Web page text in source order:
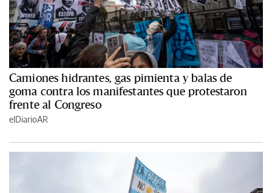
Camiones hidrantes, gas pimienta y balas de
goma contra los manifestantes que protestaron
frente al Congreso
elDiarioAR